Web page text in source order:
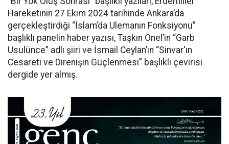
Hareketinin 27 Ekim 2024 tarihinde Ankara’da
gerçekleştirdiği “İslam’da Ulemanın Fonksiyonu”
başlıklı panelin haber yazısı, Taşkın Önel’in “Garb
Usulünce” adlı şiiri ve İsmail Ceylan’ın “Sinvar'ın
Cesareti ve Direnişin Güçlenmesi” başlıklı çevirisi
dergide yer almış.